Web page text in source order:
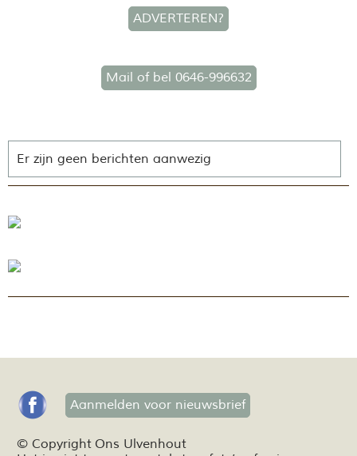
ADVERTEREN?
Mail of bel 0646-996632
Er zijn geen berichten aanwezig
Aanmelden voor nieuwsbrief
© Copyright Ons Ulvenhout